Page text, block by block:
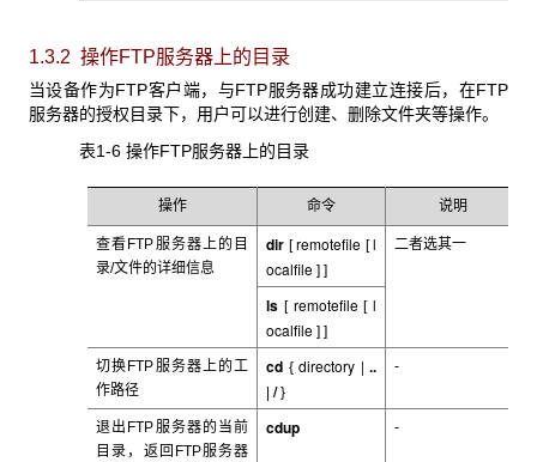
1.3.2 操作FTP服务器上的目录
当设备作为FTP客户端，与FTP服务器成功建立连接后，在FTP
服务器的授权目录下，用户可以进行创建、删除文件夹等操作。
表1-6 操作FTP服务器上的目录
操作 命令 说明
查看FTP服务器上的目
录/文件的详细信息
dir [remotefile [l
ocalfile ] ]
二者选其一
ls [ remotefile[ l
ocalfile ] ]
切换FTP服务器上的工
作路径
cd {directory | ..
|/}
-
退出FTP服务器的当前
目录，返回FTP服务器
cdup -